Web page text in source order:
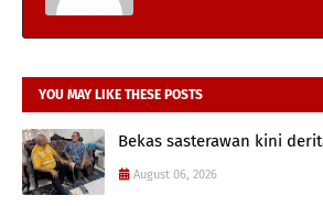
YOU MAY LIKE THESE POSTS
Bekas sasterawan kini
August 06, 2026